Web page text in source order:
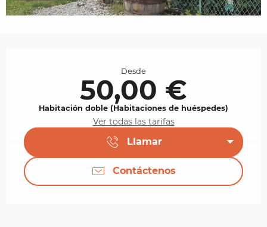
Desde
50,00 €
Habitación doble (Habitaciones de huéspedes)
Ver todas las tarifas
Llamar
Contáctenos